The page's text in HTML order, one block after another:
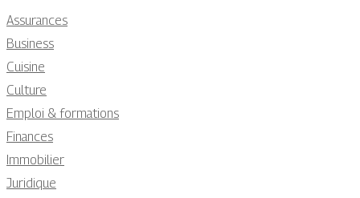
Assurances
Business
Cuisine
Culture
Emploi & formations
Finances
Immobilier
Juridique